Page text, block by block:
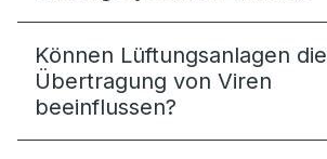
Können Lüftungsanlagen die
Übertragung von Viren
beeinflussen?